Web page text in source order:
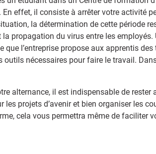
effet, il consiste à arrêter votre activité
la détermination de cette période
propagation du virus entre les
que l’entreprise propose aux apprentis
outils nécessaires pour faire le travail.
alternance, il est indispensable de
projets d’avenir et bien organiser les
cela vous permettra même de faciliter